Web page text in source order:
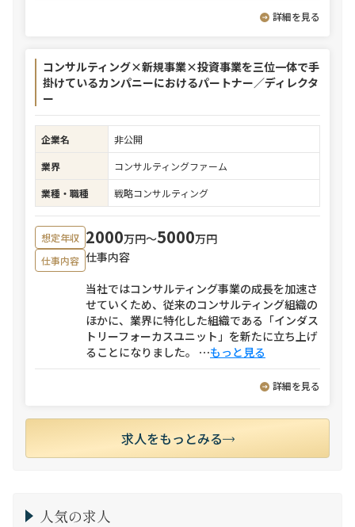
詳細を見る
コンサルティング×新規事業×投資事業を三位一体で手
掛けているカンパニーにおけるパートナー／ディレクタ
ー
企業名
非公開
業界
コンサルティングファーム
業種・職種
戦略コンサルティング
想定年収 2000万円〜5000万円
仕事内容 仕事内容
当社ではコンサルティング事業の成長を加速さ
せていくため、従来のコンサルティング組織の
ほかに、業界に特化した組織である「インダス
トリーフォーカスユニット」を新たに立ち上げ
ることになりました。 ⋯もっと見る
詳細を見る
求人をもっとみる
人気の求人